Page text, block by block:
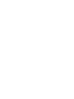
cơ hội để trải